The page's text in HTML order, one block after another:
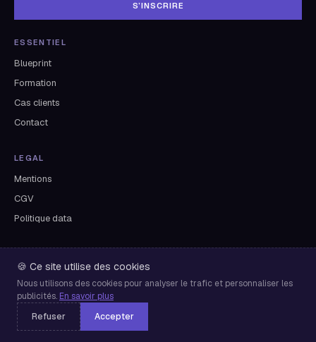
S’INSCRIRE
ESSENTIEL
Blueprint
Formation
Cas clients
Contact
LEGAL
Mentions
CGV
Politique data
LinkedIn
Archives newsletter
ET VOUS ? FAITES LE TEST
🍪 Ce site utilise des cookies
Nous utilisons des cookies pour analyser le trafic et personnaliser les
publicités. En savoir plus
Refuser
Accepter